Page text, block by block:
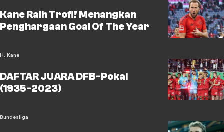
Kane Raih Trofi! Menangkan
Penghargaan Goal Of The Year
H. Kane
DAFTAR JUARA DFB-Pokal
(1935-2023)
Bundesliga